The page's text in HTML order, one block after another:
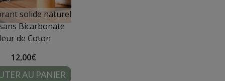
solide naturel
Bicarbonate
de Coton
12,00€
AU PANIER